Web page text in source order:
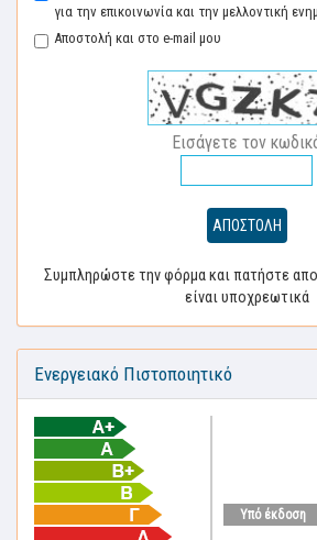
για την επικοινωνία και την μελλοντική
Αποστολή και στο e-mail μου
Εισάγετε τον
ΑΠΟΣΤΟΛΗ
Συμπληρώστε την φόρμα και πατήστε
είναι υποχρεωτικά
Ενεργειακό Πιστοποιητικό
Υπό έκδοση